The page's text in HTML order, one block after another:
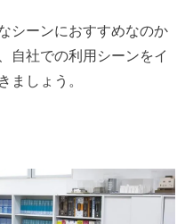
シーンにおすすめなのか
自社での利用シーンをイ
ましょう。